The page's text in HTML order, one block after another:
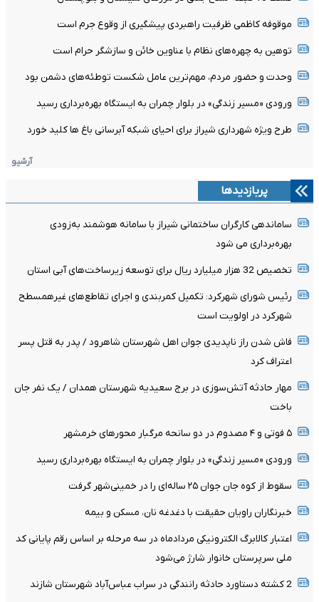
موقوفه کاظمی ظرفیت راهبردی پیشگیری از وقوع جرم است
توهین به چهره‌های نظام با عناوین خائن و سازشگر حرام است
وحدت و حضور مردم، مهم‌ترین عامل شکست توطئه‌های دشمن بود
ورودی «مسیر زندگی» در بلوار چمران به ایستگاه بهره‌برداری رسید
طرح ویژه شهرداری شیراز برای احیای شبکه آبرسانی باغ ها کلید خورد
آرشیو
پربازدیدها
ساماندهی کارگران ساختمانی شیراز با سامانه هوشمند به‌زودی
بهره‌برداری می شود
تخصیص 32 هزار میلیارد ریال برای توسعه زیرساخت‌های آبی استان
رئیس شورای شهرکرد: تکمیل کمربندی و اجرای تقاطع‌های غیرهمسطح
شهرکرد در اولویت است
فاش شدن راز ناپدیدی جوان اهل شهرستان شاهرود / پدر به قتل پسر
اعتراف کرد
مهار حادثه آتش‌سوزی در برج سعیدیه شهرستان همدان / یک نفر جان
باخت
۵ فوتی و ۴ مصدوم در دو سانحه مرگبار محورهای خرمشهر
ورودی «مسیر زندگی» در بلوار چمران به ایستگاه بهره‌برداری رسید
سقوط از کوه جان جوان ۲۵ ساله‌ای را در خمینی‌شهر گرفت
خبرنگاران راویان حقیقت با دغدغه نان، مسکن و بیمه
اعتبار کالابرگ الکترونیکی مردادماه در سه مرحله بر اساس رقم پایانی کد
ملی سرپرستان خانوار شارژ می‌شود
2 کشته دستاورد حادثه رانندگی در سراب عباس‌آباد شهرستان شازند